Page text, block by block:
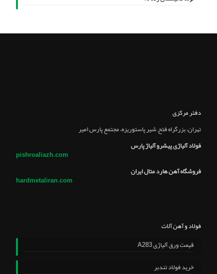
دفتر مرکزی
تهران، بزرگراه فتح, شير پاستوريزه، مجتمع پارس امير
فولاد آلیاژی پیشرو آلیاژ پارس
pishroaliazh.com
فروشگاه آهن هارد متال ایران
hardmetaliran.com
فولاد و آهن آلات
قیمت ورق آلیاژی A283
خرید فولاد تندبر